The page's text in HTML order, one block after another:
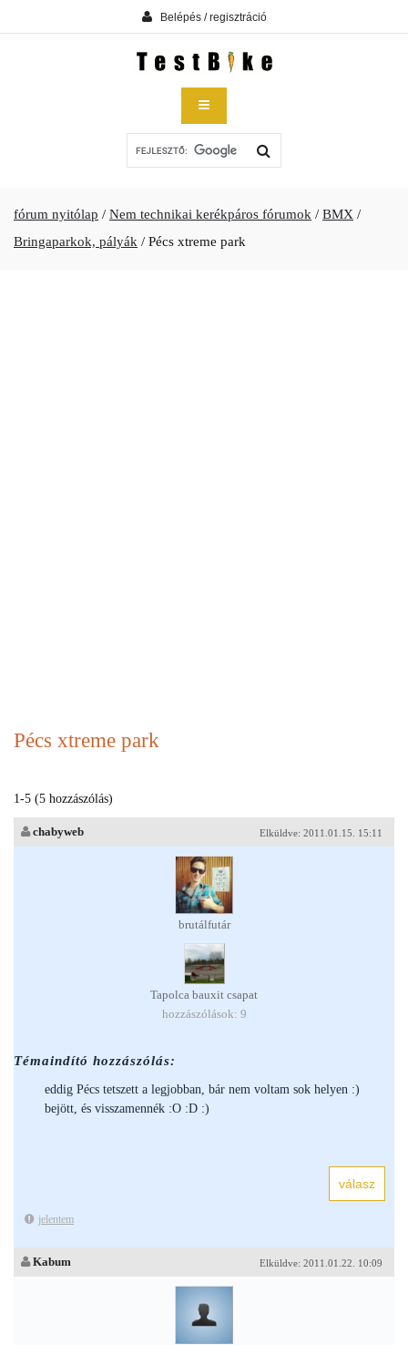
Belépés / regisztráció
fórum nyitólap / Nem technikai kerékpáros fórumok / BMX /
Bringaparkok, pályák / Pécs xtreme park
Pécs xtreme park
1-5 (5 hozzászólás)
Elküldve: 2011.01.15. 15:11
chabyweb
brutálfutár
Tapolca bauxit csapat
hozzászólások: 9
Témaindító hozzászólás:
eddig Pécs tetszett a legjobban, bár nem voltam sok helyen :)
bejött, és visszamennék :O :D :)
jelentem
Elküldve: 2011.01.22. 10:09
Kabum